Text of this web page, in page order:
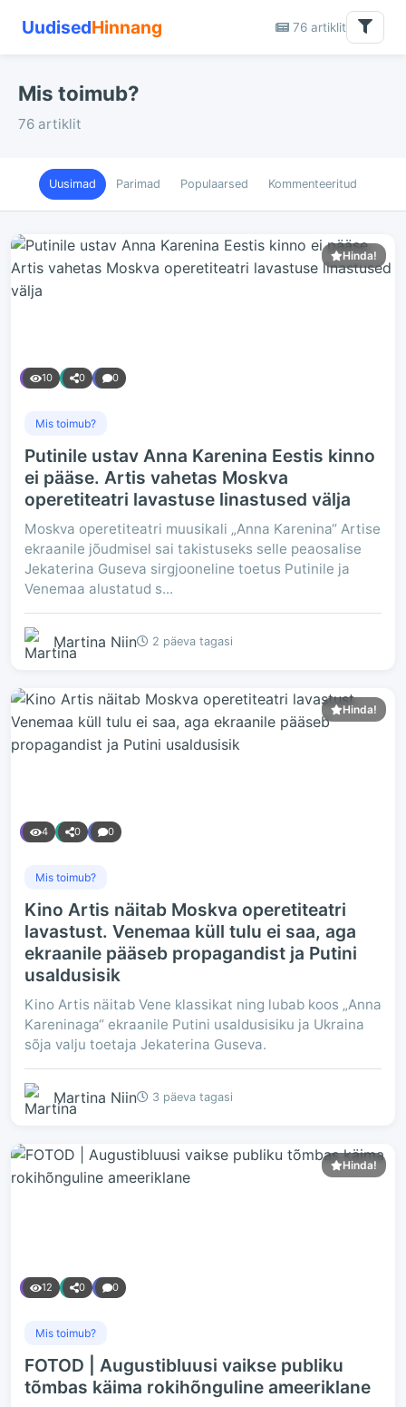
UudisedHinnang 76 artiklit
Mis toimub?
76 artiklit
Uusimad Parimad Populaarsed Kommenteeritud
Hinda!
10 0 0
Mis toimub?
Putinile ustav Anna Karenina Eestis kinno
ei pääse. Artis vahetas Moskva
operetiteatri lavastuse linastused välja
Moskva operetiteatri muusikali „Anna Karenina“ Artise
ekraanile jõudmisel sai takistuseks selle peaosalise
Jekaterina Guseva sirgjooneline toetus Putinile ja
Venemaa alustatud s...
Martina Niin 2 päeva tagasi
Hinda!
4 0 0
Mis toimub?
Kino Artis näitab Moskva operetiteatri
lavastust. Venemaa küll tulu ei saa, aga
ekraanile pääseb propagandist ja Putini
usaldusisik
Kino Artis näitab Vene klassikat ning lubab koos „Anna
Kareninaga“ ekraanile Putini usaldusisiku ja Ukraina
sõja valju toetaja Jekaterina Guseva.
Martina Niin 3 päeva tagasi
Hinda!
12 0 0
Mis toimub?
FOTOD | Augustibluusi vaikse publiku
tõmbas käima rokihõnguline ameeriklane